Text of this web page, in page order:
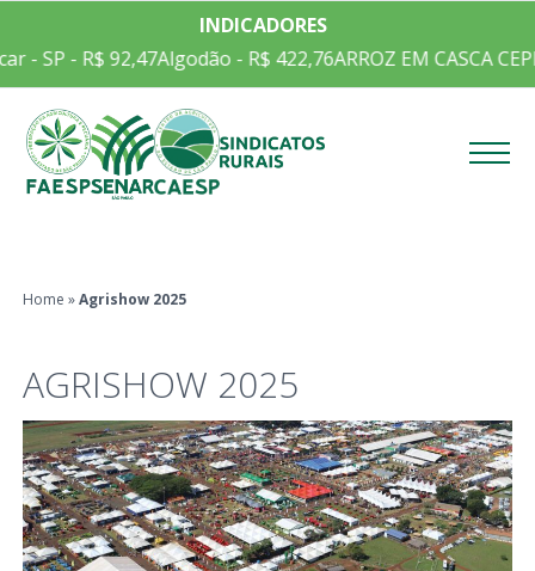
INDICADORES
- SP - R$ 92,47Algodão - R$ 422,76ARROZ EM CASCA
Home »Agrishow 2025
AGRISHOW 2025